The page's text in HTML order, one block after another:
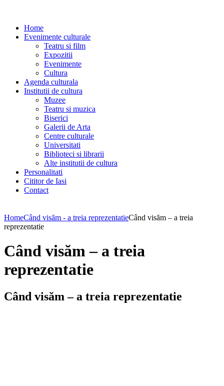
Home
Evenimente culturale
Teatru si film
Expozitii
Evenimente
Cultura
Agenda culturala
Institutii de cultura
Muzee
Teatru si muzica
Biserici
Galerii de Arta
Centre culturale
Universitati
Biblioteci si librarii
Alte institutii de cultura
Personalitati
Cititor de Iasi
Contact
HomeCând visăm - a treia reprezentatieCând visăm – a treia
reprezentatie
Când visăm – a treia
reprezentatie
Când visăm – a treia reprezentatie